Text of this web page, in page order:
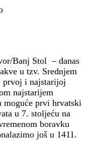
Banj Stol – danas
u tzv. Srednjem
prvoj i najstarijoj
najstarijem
moguće prvi hrvatski
u 7. stoljeću na
boravku
još u 1411.